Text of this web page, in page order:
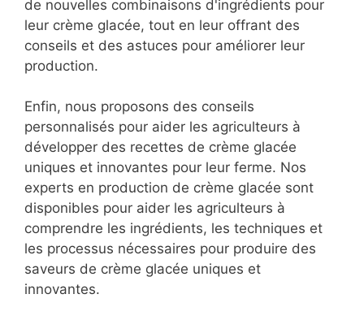
de nouvelles combinaisons d'ingrédients pour
leur crème glacée, tout en leur offrant des
conseils et des astuces pour améliorer leur
production.
Enfin, nous proposons des conseils
personnalisés pour aider les agriculteurs à
développer des recettes de crème glacée
uniques et innovantes pour leur ferme. Nos
experts en production de crème glacée sont
disponibles pour aider les agriculteurs à
comprendre les ingrédients, les techniques et
les processus nécessaires pour produire des
saveurs de crème glacée uniques et
innovantes.